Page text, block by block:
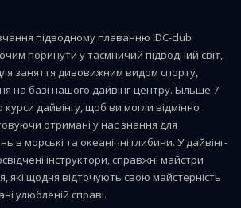
підводному плаванню IDC-club
поринути у таємничий підводний світ,
заняття дивовижним видом спорту,
на базі нашого дайвінг-центру. Більше 7
дайвінгу, щоб ви могли відмінно
отримані у нас знання для
в морські та океанічні глибини. У дайвінг-
інструктори, справжні майстри
які щодня відточують свою майстерність
улюбленій справі.